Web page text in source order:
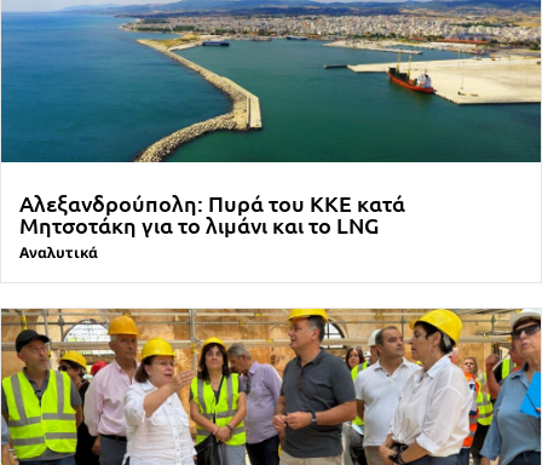
Αλεξανδρούπολη: Πυρά του ΚΚΕ κατά
Μητσοτάκη για το λιμάνι και το LNG
Αναλυτικά